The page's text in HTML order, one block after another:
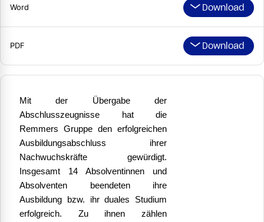
Word Download
PDF Download
Mit der Übergabe der
Abschlusszeugnisse hat die
Remmers Gruppe den erfolgreichen
Ausbildungsabschluss ihrer
Nachwuchskräfte gewürdigt.
Insgesamt 14 Absolventinnen und
Absolventen beendeten ihre
Ausbildung bzw. ihr duales Studium
erfolgreich. Zu ihnen zählen